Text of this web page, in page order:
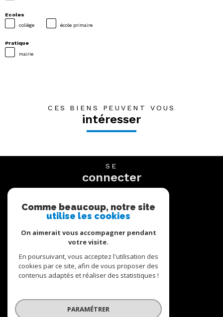
Ecoles
collège école primaire
Pratique
mairie
CES BIENS PEUVENT VOUS
intéresser
SE
connecter
NOUS
suivre
NOUS
Comme beaucoup, notre site
utilise les cookies
On aimerait vous accompagner pendant
votre visite.
En poursuivant, vous acceptez l'utilisation des
cookies par ce site, afin de vous proposer des
contenus adaptés et réaliser des statistiques !
PARAMÉTRER